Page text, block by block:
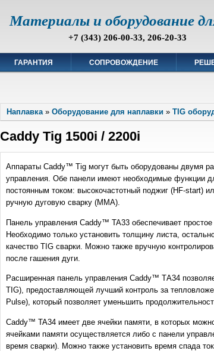
Материалы и оборудование
+7 (343) 206-00-33, 206-20-33
ГАРАНТИЯ СОПРОВОЖДЕНИЕ
Наплавка» Оборудование для наплавки » TIG
Caddy Tig 1500i / 2200i
Аппараты Caddy™ Tig могут быть оборудованы двумя
управления. Обе панели имеют необходимые функции
постоянным током: высокочастотный поджиг (HF-start)
ручную дуговую сварку (ММА).
Панель управления Caddy™ TA33 обеспечивает простое
Необходимо только установить толщину листа,
качество TIG сварки. Можно также вручную
после гашения дуги.
Расширенная панель управления Caddy™ ТA34
TIG), предоставляющей лучший контроль за
Pulse), который позволяет уменьшить
Caddy™ TA34 имеет две ячейки памяти, в которых
ячейками памяти осуществляется либо с панели
время сварки). Можно также установить время спада